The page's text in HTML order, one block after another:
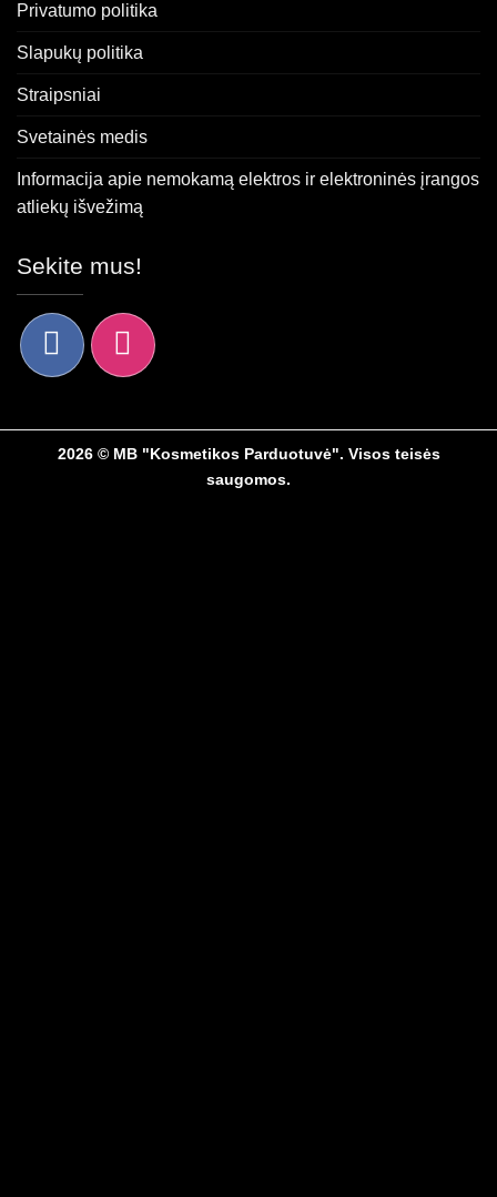
Privatumo politika
Slapukų politika
Straipsniai
Svetainės medis
Informacija apie nemokamą elektros ir elektroninės įrangos
atliekų išvežimą
Sekite mus!
2026 © MB "Kosmetikos Parduotuvė". Visos teisės
saugomos.